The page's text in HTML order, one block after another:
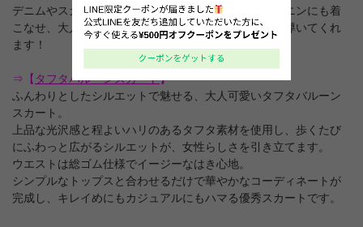
デニムやスカートと合わせて、カジュアルにもフェミニンにも着
こなせ、大人のリラックスムードをプラスした印象に導いてくれ
ます！
⇒【 タフタバルーンスカート】
ふんわりとしたシルエットで魅せる、大人可愛いタフタバルーン
スカート。
上品な光沢感と程よいハリのあるタフタ素材を使用し、歩くたび
にふわっと広がるシルエットが、女性らしさを引き立てます。
ウエストは総ゴム仕様でイージーなはき心地。
シンプルなトップスと合わせるだけで華やかなコーディネートが
完成し、キレイめにもカジュアルにもハマる優秀スカートです。